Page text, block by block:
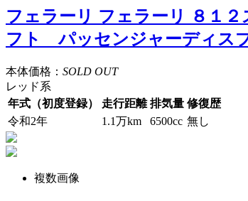
フェラーリ フェラーリ ８１
フト パッセンジャーディス
本体価格： SOLD OUT
レッド系
年式（初度登録）
走行距離 排気量 修復歴
令和2年
1.1万km 6500cc 無し
複数画像